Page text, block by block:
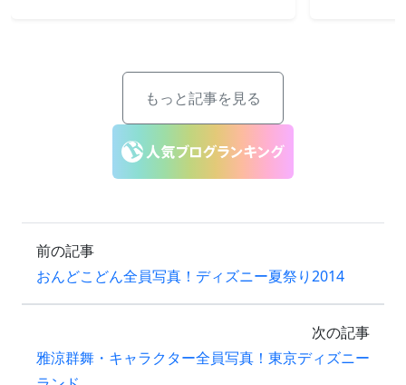
もっと記事を見る
前の記事
おんどこどん全員写真！ディズニー夏祭り2014
次の記事
雅涼群舞・キャラクター全員写真！東京ディズニー